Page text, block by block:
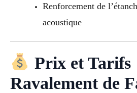
Renforcement de
acoustique
Prix et Tarifs
Ravalement de